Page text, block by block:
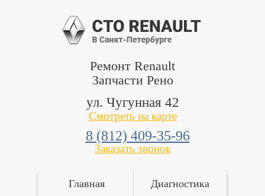
Ремонт Renault
Запчасти Рено
ул. Чугунная 42
Смотреть на карте
8 (812) 409-35-96
Заказать звонок
Главная Диагностика